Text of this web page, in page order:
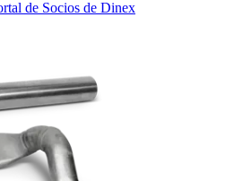
de Socios de Dinex